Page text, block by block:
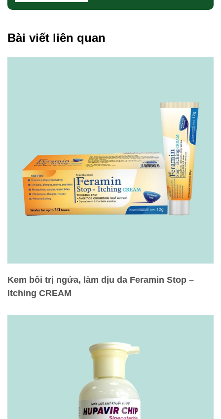
Bài viết liên quan
Kem bôi trị ngứa, làm dịu da Feramin Stop –
Itching CREAM